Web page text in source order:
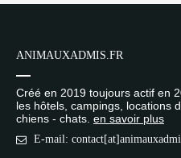
ANIMAUXADMIS.FR
Créé en 2019 toujours actif en
les hôtels, campings, locations
chiens - chats. en savoir plus
E-mail: